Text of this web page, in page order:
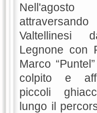
Valtellinesi
Legnone con
Marco
colpito e
piccoli
lungo il